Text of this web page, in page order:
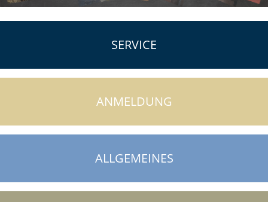
SERVICE
ANMELDUNG
ALLGEMEINES